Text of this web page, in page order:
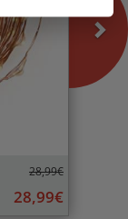
28,99€
28,99€